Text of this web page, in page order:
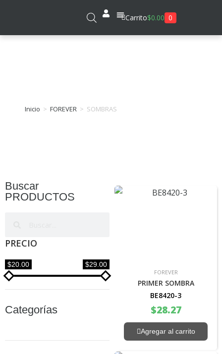
Carrito$0.00 0
Inicio > FOREVER > SOMBRAS
Buscar
PRODUCTOS
PRECIO
$20.00 $29.00
Categorías
FOREVER
PRIMER SOMBRA
BE8420-3
$28.27
Agregar al carrito